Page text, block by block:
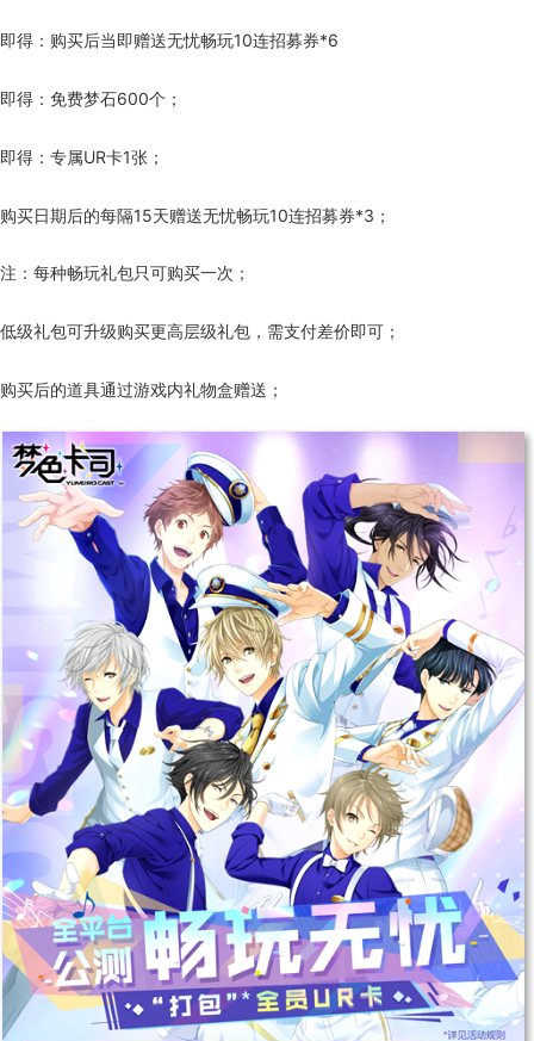
即得：购买后当即赠送无忧畅玩10连招募券*6
即得：免费梦石600个；
即得：专属UR卡1张；
购买日期后的每隔15天赠送无忧畅玩10连招募券*3；
注：每种畅玩礼包只可购买一次；
低级礼包可升级购买更高层级礼包，需支付差价即可；
购买后的道具通过游戏内礼物盒赠送；